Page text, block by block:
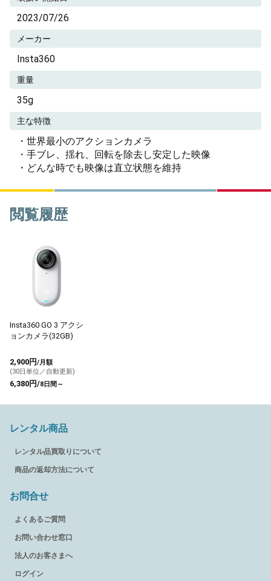
2023/07/26
メーカー
Insta360
重量
35g
主な特徴
・世界最小のアクションカメラ
・手ブレ、揺れ、回転を除去し安定した映像
・どんな時でも映像は直立状態を維持
閲覧履歴
Insta360 GO 3 アクシ
ョンカメラ(32GB)
2,900円/月額
(30日単位／自動更新)
6,380円/8日間～
レンタル商品
レンタル品買取りについて
商品の返却方法について
お問合せ
よくあるご質問
お問い合わせ窓口
法人のお客さまへ
ログイン